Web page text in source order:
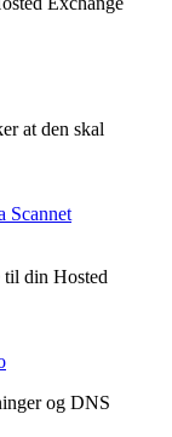
at den skal
Scannet
til din Hosted
og DNS